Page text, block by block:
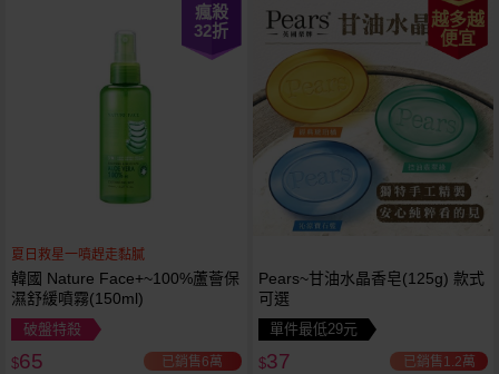
瘋殺
32折
夏日救星一噴趕走黏膩
韓國 Nature Face+~100%蘆薈保
濕舒緩噴霧(150ml)
破盤特殺
$65 已銷售6萬
越多越
便宜
Pears~甘油水晶香皂(125g) 款式
可選
單件最低29元
$37 已銷售1.2萬